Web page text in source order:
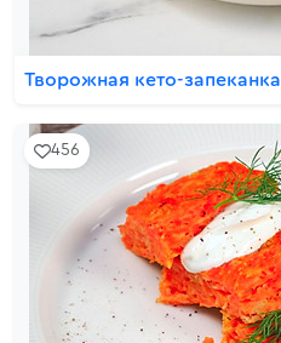
Творожная кето-запеканка
456